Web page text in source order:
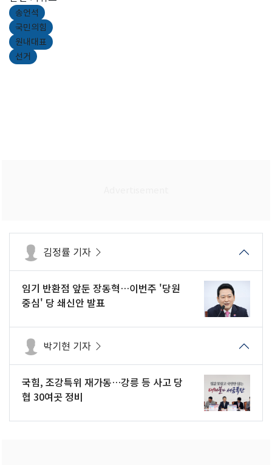
송언석
국민의힘
원내대표
선거
김정률 기자
임기 반환점 앞둔 장동혁…이번주 '당원
중심' 당 쇄신안 발표
박기현 기자
국힘, 조강특위 재가동…강릉 등 사고 당
협 30여곳 정비